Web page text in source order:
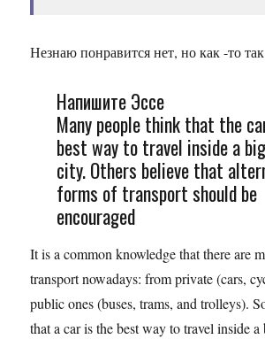
Незнаю понравится нет, но как -то
Напишите Эссе
Many people think that the
best way to travel inside a big
city. Others believe that
forms of transport should be
encouraged
It is a common knowledge that there are
transport nowadays: from private (cars,
public ones (buses, trams, and trolleys).
that a car is the best way to travel inside